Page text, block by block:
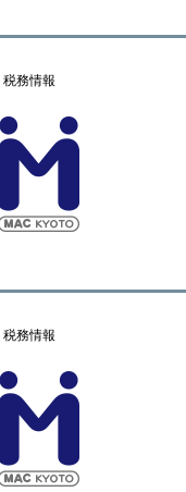
税務情報
税務情報